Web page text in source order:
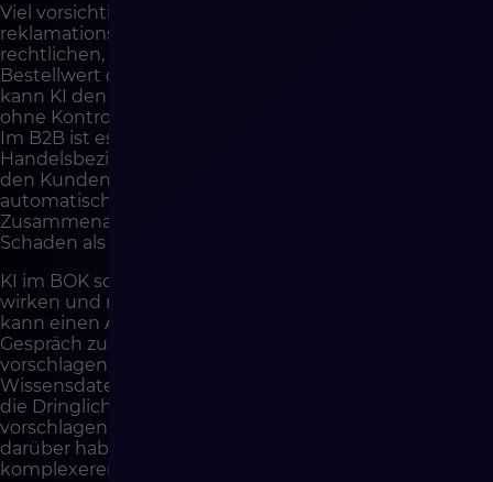
Viel vorsichtiger muss man bei emotionalen,
reklamationsbezogenen, nicht standardmäßigen,
rechtlichen, finanziellen Fällen, Fällen mit hohem
Bestellwert oder strategischem Kunden vorgehen. Dort
kann KI den Berater unterstützen, sollte aber nicht
ohne Kontrolle selbstständig den gesamten Fall führen.
Im B2B ist es besonders wichtig, die
Handelsbeziehung, individuellen Bedingungen und
den Kundenkontext zu berücksichtigen. Eine
automatische Antwort, die die
Zusammenarbeitshistorie ignoriert, kann mehr
Schaden als Nutzen bringen.
KI im BOK sollte daher als Unterstützung des Teams
wirken und nicht als dessen unreflektierter Ersatz. Sie
kann einen Antwortentwurf vorbereiten, ein langes
Gespräch zusammenfassen, eine Anfragekategorie
vorschlagen, den richtigen Abschnitt der
Wissensdatenbank finden, eine Nachricht übersetzen,
die Dringlichkeit erkennen oder den nächsten Schritt
vorschlagen. Der Berater sollte weiterhin Kontrolle
darüber haben, was zum Kunden gelangt, besonders in
komplexeren Fällen.